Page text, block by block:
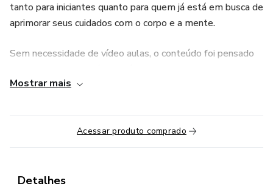
tanto para iniciantes quanto para quem já está em busca de
aprimorar seus cuidados com o corpo e a mente.
Sem necessidade de vídeo aulas, o conteúdo foi pensado
Dicas práticas para uma alimentação equilibrada
Mostrar mais
Acessar produto comprado
Detalhes